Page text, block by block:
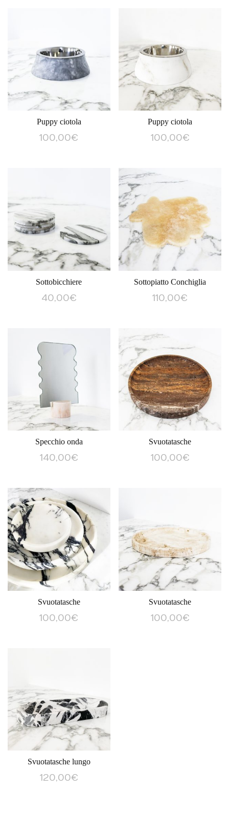
Puppy ciotola
100,00€
Puppy ciotola
100,00€
Sottobicchiere
40,00€
Sottopiatto Conchiglia
110,00€
Specchio onda
140,00€
Svuotatasche
100,00€
Svuotatasche
100,00€
Svuotatasche
100,00€
Svuotatasche lungo
120,00€